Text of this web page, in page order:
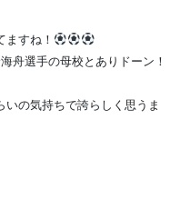
すね！
舟選手の母校とありドーン！
の気持ちで誇らしく思うま